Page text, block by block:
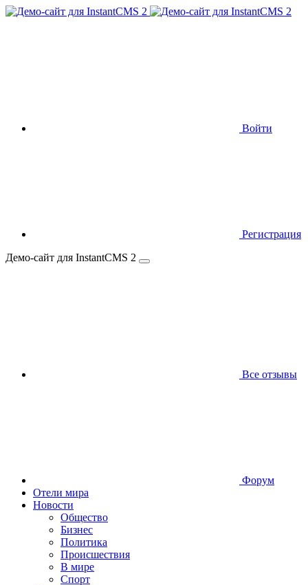
Войти
Регистрация
Демо-сайт для InstantCMS 2
Все отзывы
Форум
Отели мира
Новости
Общество
Бизнес
Политика
Происшествия
В мире
Спорт